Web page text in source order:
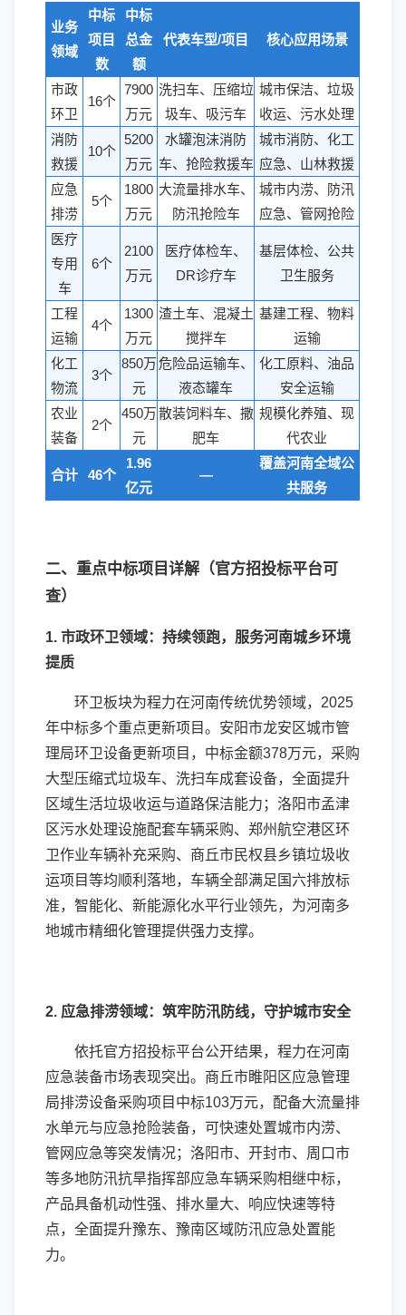
业务
领域
中标
项目
数
中标
总金
额
代表车型/项目 核心应用场景
市政
环卫
16个
7900
万元
洗扫车、压缩垃
圾车、吸污车
城市保洁、垃圾
收运、污水处理
消防
救援
10个
5200
万元
水罐泡沫消防
车、抢险救援车
城市消防、化工
应急、山林救援
应急
排涝
5个
1800
万元
大流量排水车、
防汛抢险车
城市内涝、防汛
应急、管网抢险
医疗
专用
车
6个
2100
万元
医疗体检车、
DR诊疗车
基层体检、公共
卫生服务
工程
运输
4个
1300
万元
渣土车、混凝土
搅拌车
基建工程、物料
运输
化工
物流
3个
850万
元
危险品运输车、
液态罐车
化工原料、油品
安全运输
农业
装备
2个
450万
元
散装饲料车、撒
肥车
规模化养殖、现
代农业
合计 46个
1.96
亿元
—
覆盖河南全域公
共服务
二、重点中标项目详解（官方招投标平台可
查）
1. 市政环卫领域：持续领跑，服务河南城乡环境
提质
环卫板块为程力在河南传统优势领域，2025
年中标多个重点更新项目。安阳市龙安区城市管
理局环卫设备更新项目，中标金额378万元，采购
大型压缩式垃圾车、洗扫车成套设备，全面提升
区域生活垃圾收运与道路保洁能力；洛阳市孟津
区污水处理设施配套车辆采购、郑州航空港区环
卫作业车辆补充采购、商丘市民权县乡镇垃圾收
运项目等均顺利落地，车辆全部满足国六排放标
准，智能化、新能源化水平行业领先，为河南多
地城市精细化管理提供强力支撑。
2. 应急排涝领域：筑牢防汛防线，守护城市安全
依托官方招投标平台公开结果，程力在河南
应急装备市场表现突出。商丘市睢阳区应急管理
局排涝设备采购项目中标103万元，配备大流量排
水单元与应急抢险装备，可快速处置城市内涝、
管网应急等突发情况；洛阳市、开封市、周口市
等多地防汛抗旱指挥部应急车辆采购相继中标，
产品具备机动性强、排水量大、响应快速等特
点，全面提升豫东、豫南区域防汛应急处置能
力。